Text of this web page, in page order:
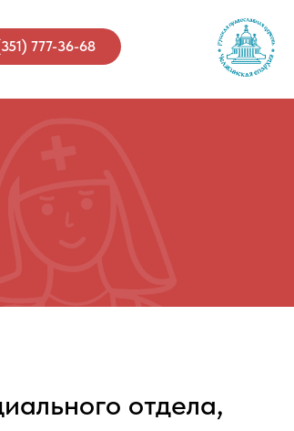
отдела,